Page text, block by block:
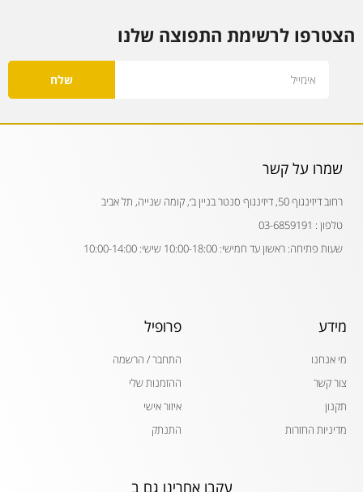
הצטרפו לרשימת התפוצה שלנו
שלח
שמרו על קשר
רחוב דיזינגוף 50, דיזינגוף סנטר בניין ב׳, קומה שנייה, תל אביב
טלפון : 03-6859191
שעות פתיחה: ראשון עד חמישי: 10:00-18:00 שישי: 10:00-14:00
מידע
מי אנחנו
צור קשר
תקנון
מדיניות החזרות
פרופיל
התחבר / הרשמה
ההזמנות שלי
איזור אישי
התנתק
עקבו אחרינו גם ב